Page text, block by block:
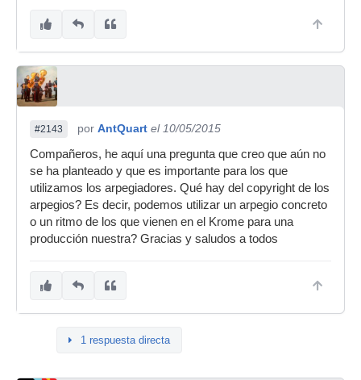
#2143 por AntQuart el 10/05/2015
Compañeros, he aquí una pregunta que creo que aún no
se ha planteado y que es importante para los que
utilizamos los arpegiadores. Qué hay del copyright de los
arpegios? Es decir, podemos utilizar un arpegio concreto
o un ritmo de los que vienen en el Krome para una
producción nuestra? Gracias y saludos a todos
1 respuesta directa